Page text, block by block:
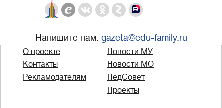
Напишите нам: gazeta@edu-family.ru
О проекте
Контакты
Рекламодателям
Новости МУ
Новости МО
ПедСовет
Проекты